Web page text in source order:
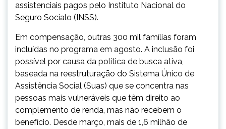
assistenciais pagos pelo Instituto Nacional do
Seguro Socialo (INSS).
Em compensação, outras 300 mil famílias foram
incluídas no programa em agosto. A inclusão foi
possível por causa da política de busca ativa,
baseada na reestruturação do Sistema Único de
Assistência Social (Suas) que se concentra nas
pessoas mais vulneráveis que têm direito ao
complemento de renda, mas não recebem o
benefício. Desde março, mais de 1,6 milhão de